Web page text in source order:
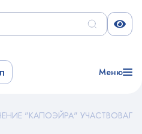
Меню
"КАПОЭЙРА"